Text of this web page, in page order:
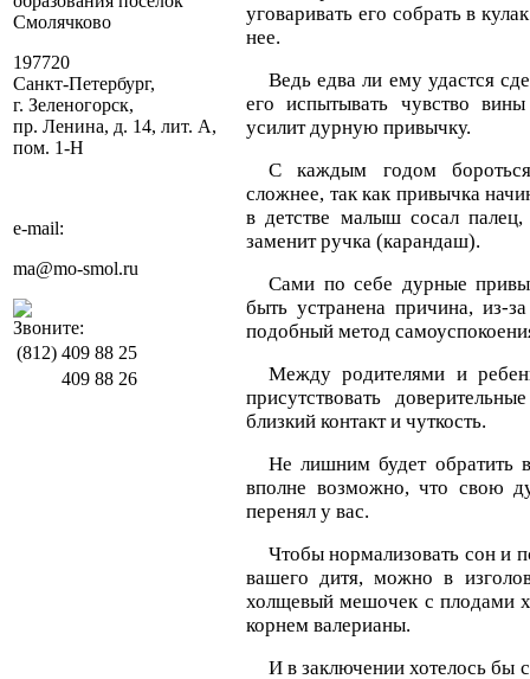
Смолячково
197720
Санкт-Петербург,
г. Зеленогорск,
пр. Ленина, д. 14, лит. А,
пом. 1-Н
e-mail:
ma@mo-smol.ru
Звоните:
(812) 409 88 25
409 88 26
уговаривать его собрать в
нее.
Ведь едва ли ему удастся
его испытывать чувство
усилит дурную привычку.
С каждым годом
сложнее, так как привычка
в детстве малыш сосал
заменит ручка (карандаш).
Сами по себе дурные
быть устранена причина, из-
подобный метод
Между родителями и
присутствовать
близкий контакт и чуткость.
Не лишним будет обратить
вполне возможно, что свою
перенял у вас.
Чтобы нормализовать сон и
вашего дитя, можно в
холщевый мешочек с плодами
корнем валерианы.
И в заключении хотелось бы